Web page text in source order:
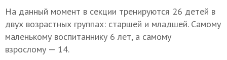
На данный момент в секции тренируются 26 детей в
двух возрастных группах: старшей и младшей. Самому
маленькому воспитаннику 6 лет, а самому
взрослому — 14.